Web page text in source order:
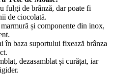
fulgi de brânză, dar poate fi
de ciocolată.
și componente din inox,
în baza suportului fixează brânza
dezasamblat și curățat, iar